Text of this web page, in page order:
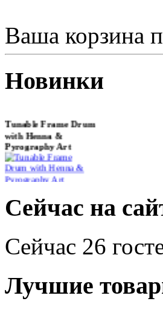
Ваша корзина
Новинки
Tunable Frame Drum
with Henna &
Pyrography Art
€470.00
Shaman Drum
"Inner Guru"
Сейчас на
Сейчас 26
Лучшие